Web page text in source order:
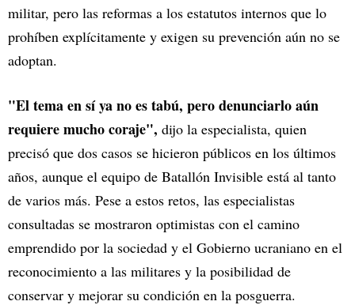
militar, pero las reformas a los estatutos internos que lo
prohíben explícitamente y exigen su prevención aún no se
adoptan.
"El tema en sí ya no es tabú, pero denunciarlo aún
requiere mucho coraje", dijo la especialista, quien
precisó que dos casos se hicieron públicos en los últimos
años, aunque el equipo de Batallón Invisible está al tanto
de varios más. Pese a estos retos, las especialistas
consultadas se mostraron optimistas con el camino
emprendido por la sociedad y el Gobierno ucraniano en el
reconocimiento a las militares y la posibilidad de
conservar y mejorar su condición en la posguerra.